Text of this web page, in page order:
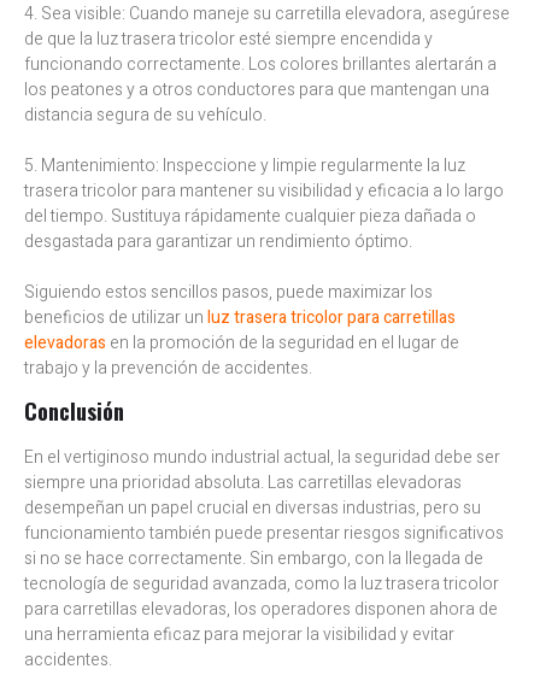
4. Sea visible: Cuando maneje su carretilla elevadora, asegúrese
de que la luz trasera tricolor esté siempre encendida y
funcionando correctamente. Los colores brillantes alertarán a
los peatones y a otros conductores para que mantengan una
distancia segura de su vehículo.
5. Mantenimiento: Inspeccione y limpie regularmente la luz
trasera tricolor para mantener su visibilidad y eficacia a lo largo
del tiempo. Sustituya rápidamente cualquier pieza dañada o
desgastada para garantizar un rendimiento óptimo.
Siguiendo estos sencillos pasos, puede maximizar los
beneficios de utilizar unluz trasera tricolor para carretillas
elevadoras en la promoción de la seguridad en el lugar de
trabajo y la prevención de accidentes.
Conclusión
En el vertiginoso mundo industrial actual, la seguridad debe ser
siempre una prioridad absoluta. Las carretillas elevadoras
desempeñan un papel crucial en diversas industrias, pero su
funcionamiento también puede presentar riesgos significativos
si no se hace correctamente. Sin embargo, con la llegada de
tecnología de seguridad avanzada, como la luz trasera tricolor
para carretillas elevadoras, los operadores disponen ahora de
una herramienta eficaz para mejorar la visibilidad y evitar
accidentes.